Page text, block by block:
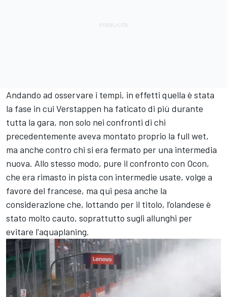
Andando ad osservare i tempi, in effetti quella è stata
la fase in cui Verstappen ha faticato di più durante
tutta la gara, non solo nei confronti di chi
precedentemente aveva montato proprio la full wet,
ma anche contro chi si era fermato per una intermedia
nuova. Allo stesso modo, pure il confronto con Ocon,
che era rimasto in pista con intermedie usate, volge a
favore del francese, ma qui pesa anche la
considerazione che, lottando per il titolo, l’olandese è
stato molto cauto, soprattutto sugli allunghi per
evitare l'aquaplaning.